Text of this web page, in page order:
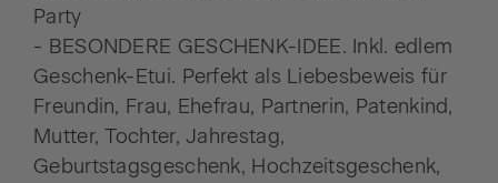
Party
- BESONDERE GESCHENK-IDEE. Inkl. edlem
Geschenk-Etui. Perfekt als Liebesbeweis für
Freundin, Frau, Ehefrau, Partnerin, Patenkind,
Mutter, Tochter, Jahrestag,
Geburtstagsgeschenk, Hochzeitsgeschenk,